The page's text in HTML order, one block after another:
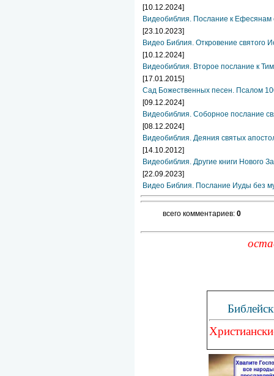
[10.12.2024]
Видеобиблия. Послание к Ефесянам
[23.10.2023]
Видео Библия. Откровение святого
[10.12.2024]
Видеобиблия. Второе послание к
[17.01.2015]
Сад Божественных песен. Псалом
[09.12.2024]
Видеобиблия. Соборное послание
[08.12.2024]
Видеобиблия. Деяния святых
[14.10.2012]
Видеобиблия. Другие книги Нового
[22.09.2023]
Видео Библия. Послание Иуды без
всего комментариев: 0